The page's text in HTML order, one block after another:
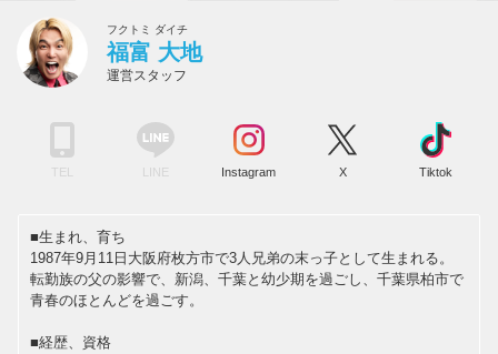
フクトミ ダイチ
福富 大地
運営スタッフ
TEL LINE Instagram X Tiktok
■生まれ、育ち
1987年9月11日大阪府枚方市で3人兄弟の末っ子として生まれる。
転勤族の父の影響で、新潟、千葉と幼少期を過ごし、千葉県柏市で
青春のほとんどを過ごす。
■経歴、資格